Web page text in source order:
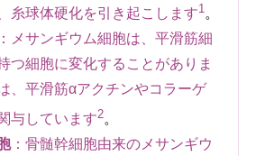
糸球体硬化を引き起こします1 。
メサンギウム細胞は、平滑筋細
つ細胞に変化することがありま
、平滑筋αアクチンやコラーゲ
与しています2。
：骨髄幹細胞由来のメサンギウ